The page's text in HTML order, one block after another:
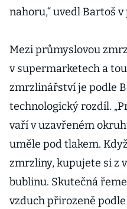
nahoru,“ uvedl Bartoš v
Mezi průmyslovou
v supermarketech a
zmrzlinářství je podle
technologický rozdíl.
vaří v uzavřeném
uměle pod tlakem.
zmrzliny, kupujete si z
bublinu. Skutečná
vzduch přirozeně